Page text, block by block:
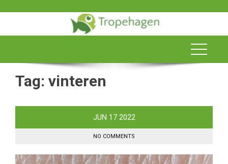
Tag: vinteren
JUN 17 2022
NO COMMENTS